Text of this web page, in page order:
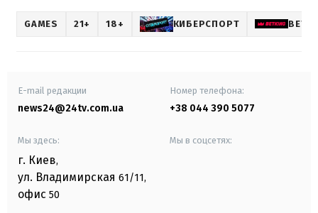
GAMES 21+ 18+ КИБЕРСПОРТ
E-mail редакции
news24@24tv.com.ua
Номер телефона:
+38 044 390 5077
Мы здесь:
г. Киев,
ул. Владимирская 61/11,
офис 50
Мы в соцсетях: